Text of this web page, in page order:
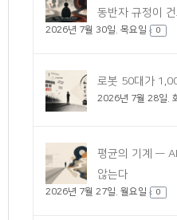
동반자 규정이 건
2026년 7월 30일. 목요일 0
로봇 50대가
2026년 7월 28일.
평균의 기계 — AI
않는다
2026년 7월 27일. 월요일 0